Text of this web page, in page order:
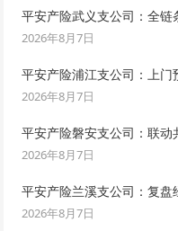
平安产险武义支公司：全
2026年8月7日
平安产险浦江支公司：上
2026年8月7日
平安产险磐安支公司：联
2026年8月7日
平安产险兰溪支公司：复
2026年8月7日